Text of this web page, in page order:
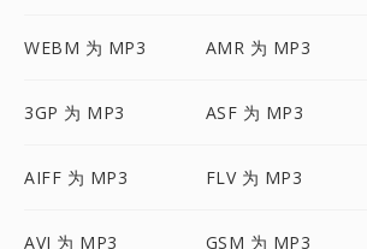
WEBM 为 MP3 AMR 为 MP3
3GP 为 MP3 ASF 为 MP3
AIFF 为 MP3 FLV 为 MP3
AVI 为 MP3 GSM 为 MP3